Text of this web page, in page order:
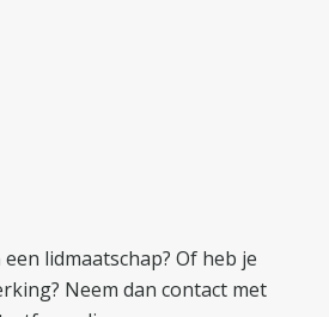
lidmaatschap? Of heb je
Neem dan contact met